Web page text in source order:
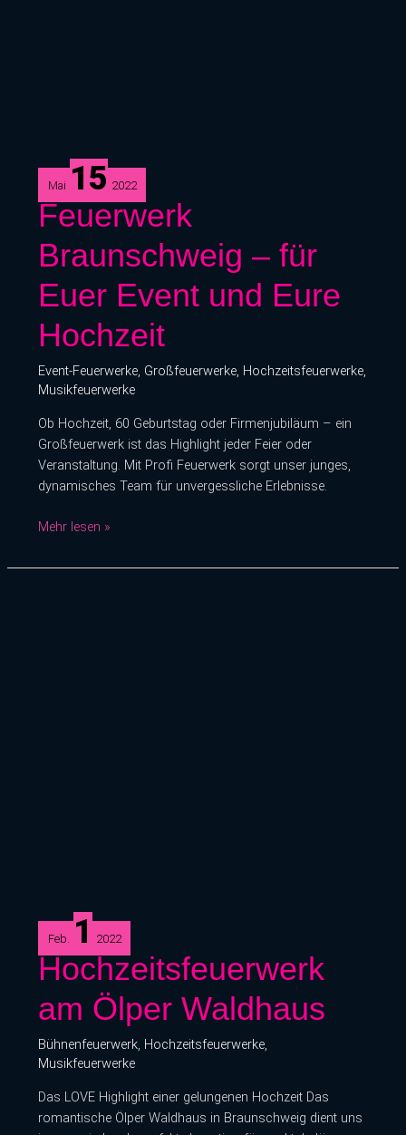
Mai 15 2022
Feuerwerk
Braunschweig – für
Euer Event und Eure
Hochzeit
Event-Feuerwerke, Großfeuerwerke, Hochzeitsfeuerwerke,
Musikfeuerwerke
Ob Hochzeit, 60 Geburtstag oder Firmenjubiläum – ein
Großfeuerwerk ist das Highlight jeder Feier oder
Veranstaltung. Mit Profi Feuerwerk sorgt unser junges,
dynamisches Team für unvergessliche Erlebnisse.
Feuerwerk
Braunschweig
–
für
Euer
Event
und
Eure
Hochzeit
Mehr lesen »
Feb. 1 2022
Hochzeitsfeuerwerk
am Ölper Waldhaus
Bühnenfeuerwerk, Hochzeitsfeuerwerke,
Musikfeuerwerke
Das LOVE Highlight einer gelungenen Hochzeit Das
romantische Ölper Waldhaus in Braunschweig dient uns
Hochzeitsfeuerwerk
am
Ölper
Waldhaus